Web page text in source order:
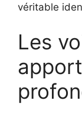
véritable
Les